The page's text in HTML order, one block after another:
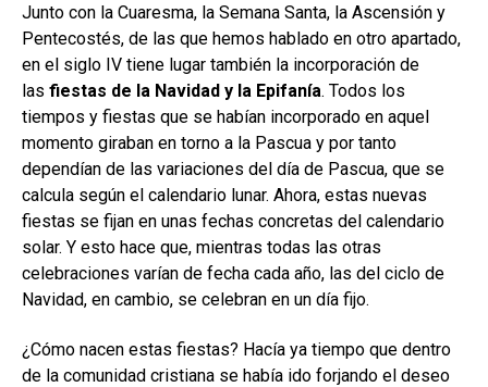
Junto con la Cuaresma, la Semana Santa, la Ascensión y
Pentecostés, de las que hemos hablado en otro apartado,
en el siglo IV tiene lugar también la incorporación de
las fiestas de la Navidad y la Epifanía. Todos los
tiempos y fiestas que se habían incorporado en aquel
momento giraban en torno a la Pascua y por tanto
dependían de las variaciones del día de Pascua, que se
calcula según el calendario lunar. Ahora, estas nuevas
fiestas se fijan en unas fechas concretas del calendario
solar. Y esto hace que, mientras todas las otras
celebraciones varían de fecha cada año, las del ciclo de
Navidad, en cambio, se celebran en un día fijo.
¿Cómo nacen estas fiestas? Hacía ya tiempo que dentro
de la comunidad cristiana se había ido forjando el deseo